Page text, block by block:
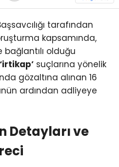
tarafından
kapsamında,
bağlantılı olduğu
‘irtikap’ suçlarına yönelik
gözaltına alınan 16
ardından adliyeye
Detayları ve